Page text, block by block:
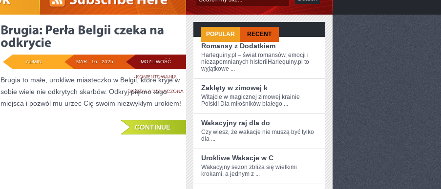
MOŻLIWOŚĆ
KOMENTOWANIABRUGIA:
PERŁA
BELGII
CZEKA
NA
ODKRYCIE
ZOSTAŁA WYŁĄCZONA
MAR - 16 - 2025
ADMIN
Brugia to małe, urokliwe miasteczko w Belgii, które kryje w
sobie wiele nie odkrytych skarbów. Odkryj piękno tego
miejsca i pozwól mu urzec Cię swoim niezwykłym urokiem!
CONTINUE
POPULAR RECENT
Romansy z Dodatkiem
Harlequiny.pl – świat romansów, emocji i
niezapomnianych historiiHarlequiny.pl to
wyjątkowe ...
Zaklęty w zimowej k
Witajcie w magicznej zimowej krainie
Polski! Dla miłośników białego ...
Wakacyjny raj dla do
Czy wiesz, ⁤że wakacje nie muszą być ​tylko
dla ...
Urokliwe Wakacje w C
Wakacyjny sezon zbliża ‌się ⁣wielkimi
‍krokami, a jednym z ...